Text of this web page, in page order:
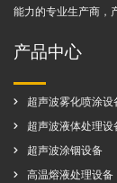
能力的专业生产商，
产品中心
超声波雾化喷涂设
超声波液体处理设
超声波涂铟设备
高温熔液处理设备